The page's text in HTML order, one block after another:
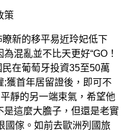
新的移平易近玲妃低下
混亂並不比天更好“GO！
在葡萄牙投資35至50萬
;獲首年居留證後，即可不
靜的另一端束氣，希望他
是這麼大膽子，但還是老實
國傢。如前去歐洲列國旅